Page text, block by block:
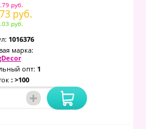
руб.
руб.
руб.
1016376
марка:
опт: 1
: >100
+